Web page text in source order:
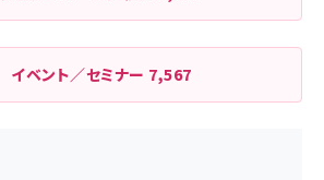
イベント／セミナー 7,567